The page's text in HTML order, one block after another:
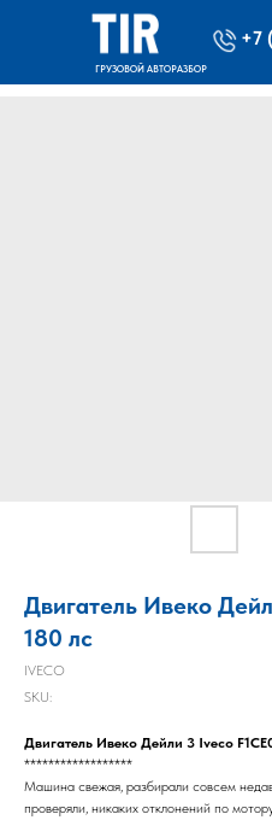
+7
ГРУЗОВОЙ АВТОРАЗБОР
Двигатель Ивеко
180 лс
IVECO
SKU:
Двигатель Ивеко Дейли 3 Iveco
******************
Машина свежая, разбирали совсем
проверяли, никаких отклонений по